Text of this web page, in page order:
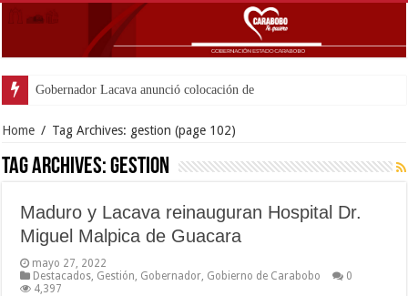
Gobernador Lacava anunció colocación de más de mil 500
Home / Tag Archives: gestion (page 102)
Tag Archives:gestion
Maduro y Lacava reinauguran Hospital Dr.
Miguel Malpica de Guacara
mayo 27, 2022
Destacados Gestión Gobernador Gobierno de Carabobo
0
4,397